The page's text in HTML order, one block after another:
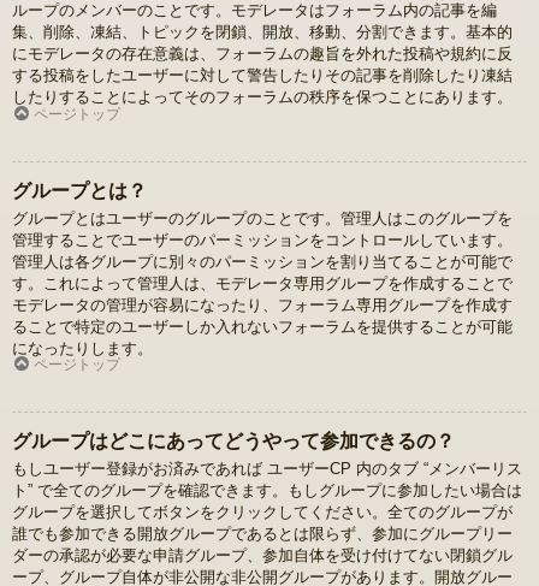
ループのメンバーのことです。モデレータはフォーラム内の記事を編
集、削除、凍結、トピックを閉鎖、開放、移動、分割できます。基本的
にモデレータの存在意義は、フォーラムの趣旨を外れた投稿や規約に反
する投稿をしたユーザーに対して警告したりその記事を削除したり凍結
したりすることによってそのフォーラムの秩序を保つことにあります。
ページトップ
グループとは？
グループとはユーザーのグループのことです。管理人はこのグループを
管理することでユーザーのパーミッションをコントロールしています。
管理人は各グループに別々のパーミッションを割り当てることが可能で
す。これによって管理人は、モデレータ専用グループを作成することで
モデレータの管理が容易になったり、フォーラム専用グループを作成す
ることで特定のユーザーしか入れないフォーラムを提供することが可能
になったりします。
ページトップ
グループはどこにあってどうやって参加できるの？
もしユーザー登録がお済みであれば ユーザーCP 内のタブ “メンバーリス
ト” で全てのグループを確認できます。もしグループに参加したい場合は
グループを選択してボタンをクリックしてください。全てのグループが
誰でも参加できる開放グループであるとは限らず、参加にグループリー
ダーの承認が必要な申請グループ、参加自体を受け付けてない閉鎖グル
ープ、グループ自体が非公開な非公開グループがあります。開放グルー